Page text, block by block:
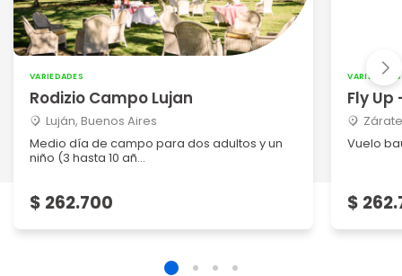
VARIEDADES
Rodizio Campo Lujan
Luján, Buenos Aires
Medio día de campo para dos adultos y un
niño (3 hasta 10 añ...
$ 262.700
VARIEDADES
Fly
Vuelo
$